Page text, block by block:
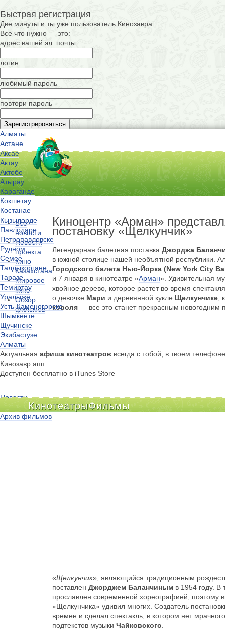
Быстрая регистрация
Две минуты и ты уже пользователь Кинозавра.
Все что нужно — это:
адрес вашей эл. почты
логин
любимый пароль
повтори пароль
Алматы
Астане
Аксае
Актау
Актобе
Атырау
Караганде
Кокшетау
Костанае
Кызылорде
Павлодаре
Петропавловске
Рудном
Семее
Талдыкоргане
Таразе
Темиртау
Уральске
Усть-Каменогорске
Шымкенте
Щучинске
Экибастузе
Алматы
Актуальная афиша кинотеатров всегда с тобой, в твоем телефоне
Кинозавр.апп
Доступен бесплатно в iTunes Store
КинотеатрыФильмы
Новости
Киноклубы
Архив фильмов
Все
новости
Новости
проекта
Кино
Казахстана
Мировое
кино
Обзор
фильмов
Киноцентр «Арман»
постановку «Щелкунчик»
Легендарная балетная поставка Джорджа
в южной столице нашей необъятной республики.
Городского балета Нью-Йорка (New York City
и 7 января в кинотеатре «Арман». Удивительная
хвойное дерево, которое растет во время
о девочке Мари и деревянной кукле Щелкунчике,
короля— все это станет прекрасным новогодним
«Щелкунчик», являющийся традиционным
поставлен Джорджем Баланчинымв 1954 году. В
прославлен современной хореографией, поэтому
«Щелкунчика» удивил многих. Создатель
времен и сделал спектакль, в котором нет
подтекстов музыки Чайковского